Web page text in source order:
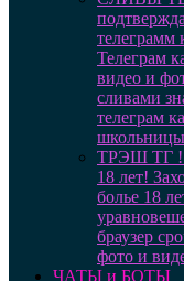
телеграмм
Телеграм
видео и
сливами
телеграм
школьницы
ТРЭШ ТГ
18 лет!
болье 18
браузер
фото и
ЧАТЫ и БОТЫ